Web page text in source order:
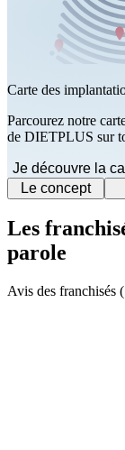
Carte des
Parcourez notre
de DIETPLUS sur
Je découvre la
Le concept
Les
parole
Avis des franchisés